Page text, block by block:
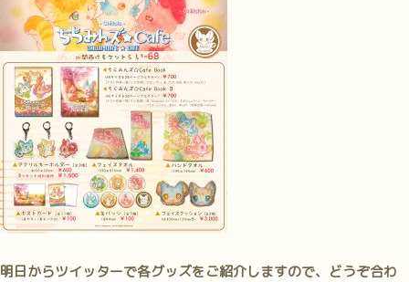
明日からツイッターで各グッズをご紹介しますので、どうぞ合わ